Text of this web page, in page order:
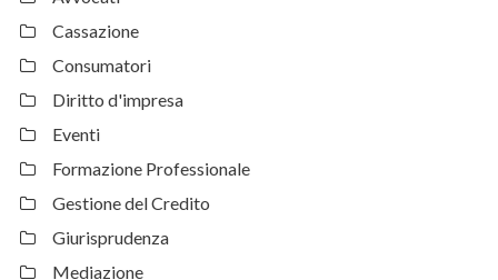
Cassazione
Consumatori
Diritto d'impresa
Eventi
Formazione Professionale
Gestione del Credito
Giurisprudenza
Mediazione